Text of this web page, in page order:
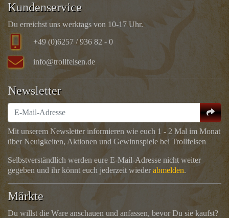
Kundenservice
Du erreichst uns werktags von 10-17 Uhr.
+49 (0)6257 / 936 82 - 0
info@trollfelsen.de
Newsletter
Mit unserem Newsletter informieren wie euch 1 - 2 Mal im Monat
über Neuigkeiten, Aktionen und Gewinnspiele bei Trollfelsen
Selbstverständlich werden eure E-Mail-Adresse nicht weiter
gegeben und ihr könnt euch jederzeit wiederabmelden.
Märkte
Du willst die Ware anschauen und anfassen, bevor Du sie kaufst?